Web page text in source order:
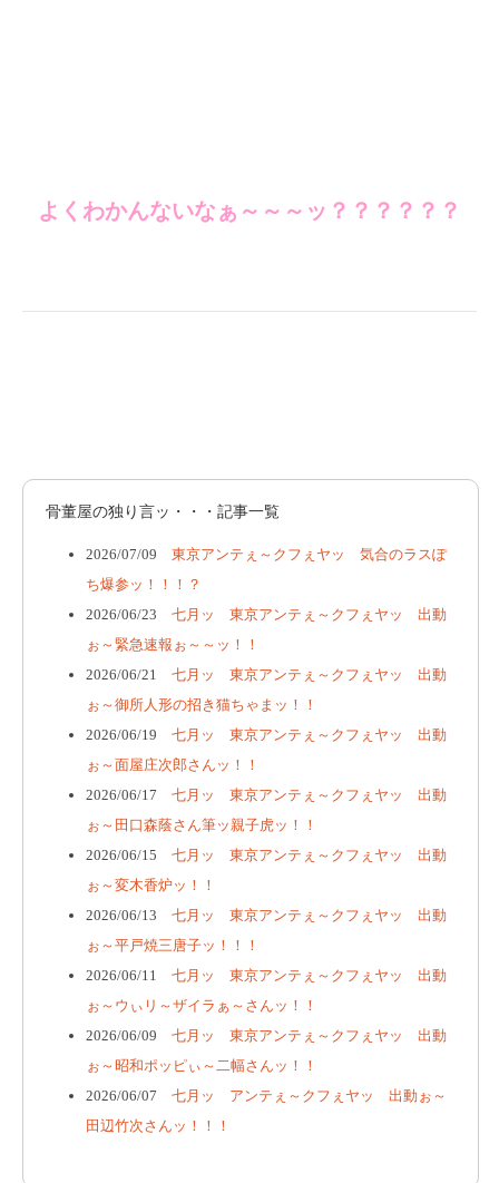
よくわかんないなぁ～～～ッ？？？？？？
骨董屋の独り言ッ・・・記事一覧
2026/07/09 東京アンテぇ～クフぇヤッ 気合のラスぽ
ち爆参ッ！！！？
2026/06/23 七月ッ 東京アンテぇ～クフぇヤッ 出動
ぉ～緊急速報ぉ～～ッ！！
2026/06/21
七月ッ 東京アンテぇ～クフぇヤッ 出動
ぉ～御所人形の招き猫ちゃまッ！！
2026/06/19 七月ッ 東京アンテぇ～クフぇヤッ 出動
ぉ～面屋庄次郎さんッ！！
2026/06/17 七月ッ 東京アンテぇ～クフぇヤッ 出動
ぉ～田口森蔭さん筆ッ親子虎ッ！！
2026/06/15 七月ッ 東京アンテぇ～クフぇヤッ 出動
ぉ～変木香炉ッ！！
2026/06/13 七月ッ 東京アンテぇ～クフぇヤッ 出動
ぉ～平戸焼三唐子ッ！！！
2026/06/11
七月ッ 東京アンテぇ～クフぇヤッ 出動
ぉ～ウぃリ～ザイラぁ～さんッ！！
2026/06/09 七月ッ 東京アンテぇ～クフぇヤッ 出動
ぉ～昭和ポッピぃ～二幅さんッ！！
2026/06/07 七月ッ アンテぇ～クフぇヤッ 出動ぉ～
田辺竹次さんッ！！！